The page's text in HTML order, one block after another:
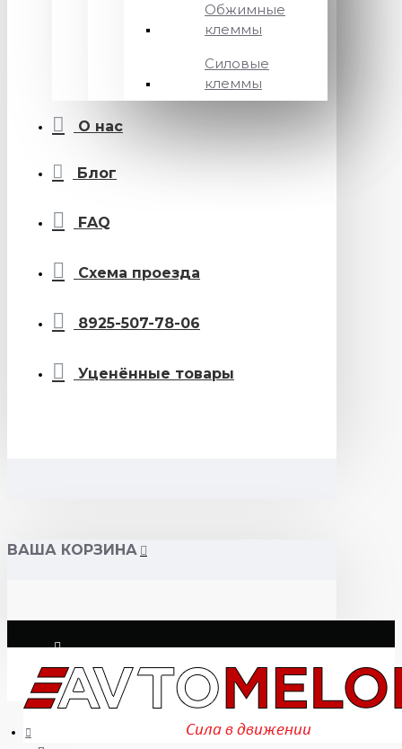
Обжимные
клеммы
Силовые
клеммы
О нас
Блог
FAQ
Схема проезда
8925-507-78-06
Уценённые товары
ВАША КОРЗИНА
Логин
Регистрация